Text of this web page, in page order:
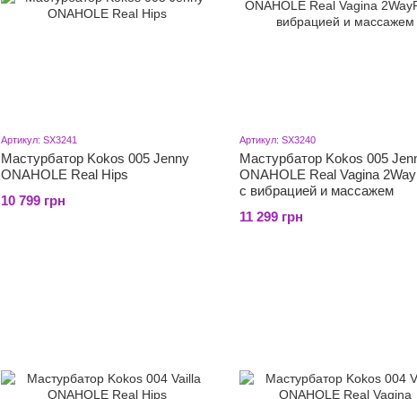
Артикул: SX3241
Мастурбатор Kokos 005 Jenny
ONAHOLE Real Hips
10 799 грн
Артикул: SX3240
Мастурбатор Kokos 005
ONAHOLE Real Vagina
с вибрацией и массажем
11 299 грн